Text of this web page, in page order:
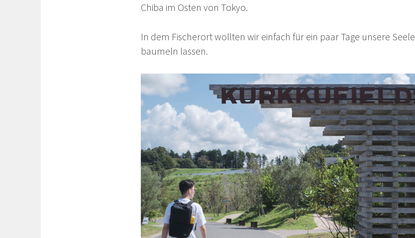
Chiba im Osten von Tokyo.
In dem Fischerort wollten wir einfach für ein paar Tage unsere Seele
baumeln lassen.